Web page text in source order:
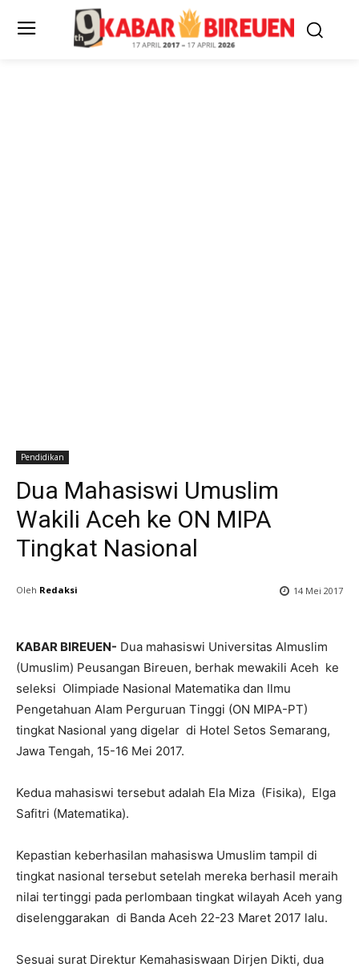
Pendidikan
Dua Mahasiswi Umuslim
Wakili Aceh ke ON MIPA
Tingkat Nasional
Oleh Redaksi 14 Mei 2017
KABAR BIREUEN- Dua mahasiswi Universitas Almuslim
(Umuslim) Peusangan Bireuen, berhak mewakili Aceh ke
seleksi Olimpiade Nasional Matematika dan Ilmu
Pengetahuan Alam Perguruan Tinggi (ON MIPA-PT)
tingkat Nasional yang digelar di Hotel Setos Semarang,
Jawa Tengah, 15-16 Mei 2017.
Kedua mahasiswi tersebut adalah Ela Miza (Fisika), Elga
Safitri (Matematika).
Kepastian keberhasilan mahasiswa Umuslim tampil di
tingkat nasional tersebut setelah mereka berhasil meraih
nilai tertinggi pada perlombaan tingkat wilayah Aceh yang
diselenggarakan di Banda Aceh 22-23 Maret 2017 lalu.
Sesuai surat Direktur Kemahasiswaan Dirjen Dikti, dua